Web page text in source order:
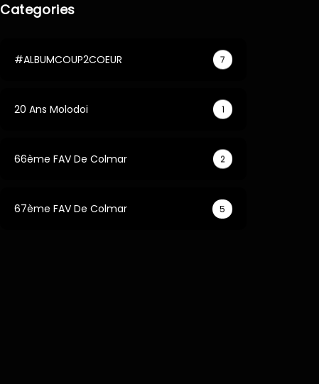
Categories
#ALBUMCOUP2COEUR 7
20 Ans Molodoi 1
66ème FAV De Colmar 2
67ème FAV De Colmar 5